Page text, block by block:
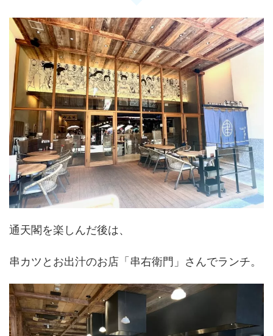
通天閣を楽しんだ後は、
串カツとお出汁のお店「串右衛門」さんでランチ。